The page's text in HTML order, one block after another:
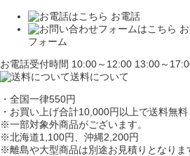
お電話
フォーム
お電話受付時間 10:00～12:00 13:00～
送料について
・全国一律550円
・お買い上げ合計10,000円 以上で送料無料
※一部対象外商品がございます。
※北海道1,100円
、沖縄2,200円
※離島や大型商品は別途お見積りとなりま